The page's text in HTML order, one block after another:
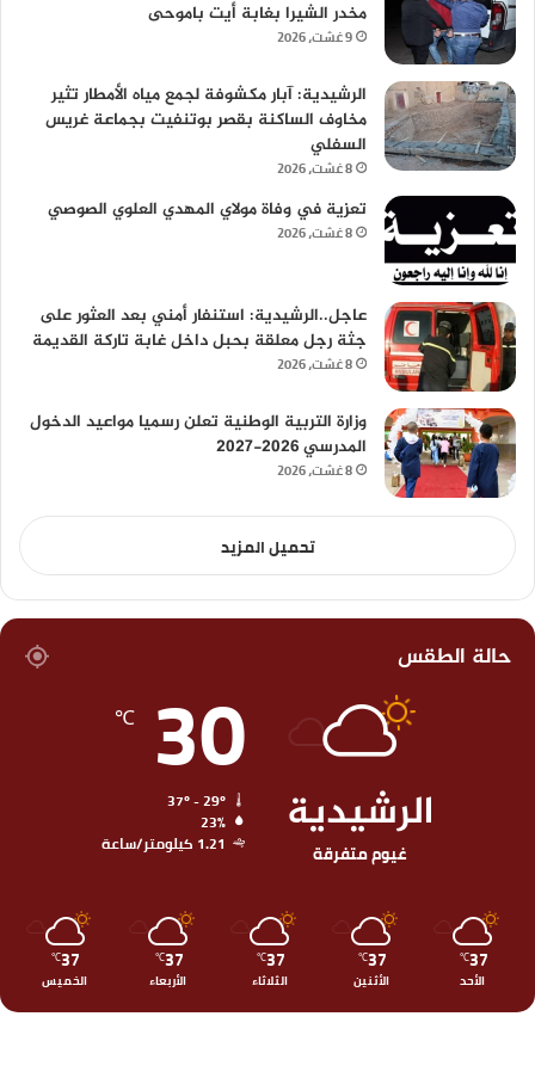
مخدر الشيرا بغابة أيت باموحى
9 غشت، 2026
الرشيدية: آبار مكشوفة لجمع مياه الأمطار تثير
مخاوف الساكنة بقصر بوتنفيت بجماعة غريس
السفلي
8 غشت، 2026
تعزية في وفاة مولاي المهدي العلوي الصوصي
8 غشت، 2026
عاجل..الرشيدية: استنفار أمني بعد العثور على
جثة رجل معلقة بحبل داخل غابة تاركة القديمة
8 غشت، 2026
وزارة التربية الوطنية تعلن رسميا مواعيد الدخول
المدرسي 2026-2027
8 غشت، 2026
تحميل المزيد
حالة الطقس
الرشيدية
غيوم متفرقة
30
℃
23%
1.21 كيلومتر/ساعة
37
℃
الأحد
37
℃
الأثنين
37
℃
الثلاثاء
37
℃
الأربعاء
37
℃
الخميس